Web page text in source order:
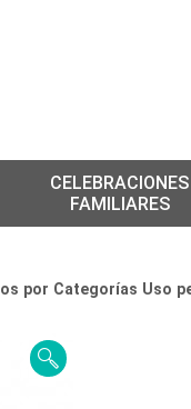
CELEBRACIONES
FAMILIARES
por Categorías Uso